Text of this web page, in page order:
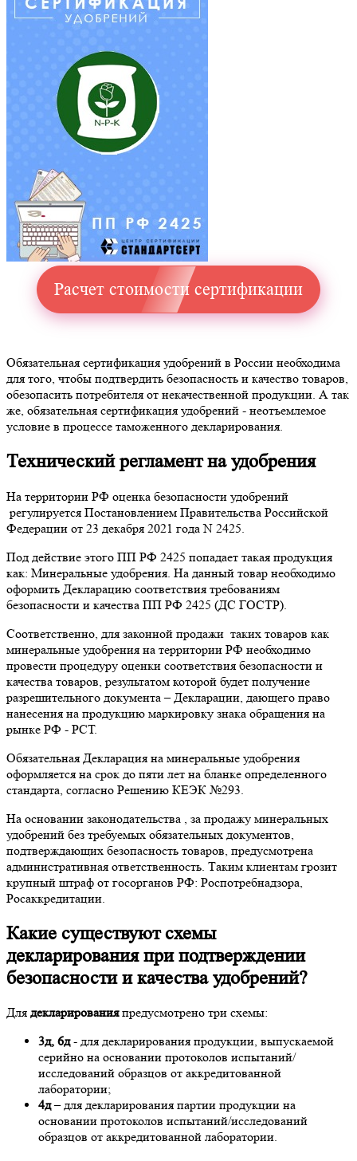
Расчет стоимости сертификации
Обязательная сертификация удобрений в России необходима
для того, чтобы подтвердить безопасность и качество товаров,
обезопасить потребителя от некачественной продукции. А так
же, обязательная сертификация удобрений - неотъемлемое
условие в процессе таможенного декларирования.
Технический регламент на удобрения
На территории РФ оценка безопасности удобрений
регулируется Постановлением Правительства Российской
Федерации от 23 декабря 2021 года N 2425.
Под действие этого ПП РФ 2425 попадает такая продукция
как: Минеральные удобрения. На данный товар необходимо
оформить Декларацию соответствия требованиям
безопасности и качества ПП РФ 2425 (ДС ГОСТР).
Соответственно, для законной продажи таких товаров как
минеральные удобрения на территории РФ необходимо
провести процедуру оценки соответствия безопасности и
качества товаров, результатом которой будет получение
разрешительного документа – Декларации, дающего право
нанесения на продукцию маркировку знака обращения на
рынке РФ - РСТ.
Обязательная Декларация на минеральные удобрения
оформляется на срок до пяти лет на бланке определенного
стандарта, согласно Решению КЕЭК №293.
На основании законодательства , за продажу минеральных
удобрений без требуемых обязательных документов,
подтверждающих безопасность товаров, предусмотрена
административная ответственность. Таким клиентам грозит
крупный штраф от госорганов РФ: Роспотребнадзора,
Росаккредитации.
Какие существуют схемы
декларирования при подтверждении
безопасности и качества удобрений?
Для декларированияпредусмотрено три схемы:
3д, 6д- для декларирования продукции, выпускаемой
серийно на основании протоколов испытаний/
исследований образцов от аккредитованной
лаборатории;
4д– для декларирования партии продукции на
основании протоколов испытаний/исследований
образцов от аккредитованной лаборатории.